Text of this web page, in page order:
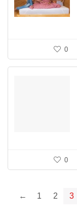
0
0
← 1 2 3